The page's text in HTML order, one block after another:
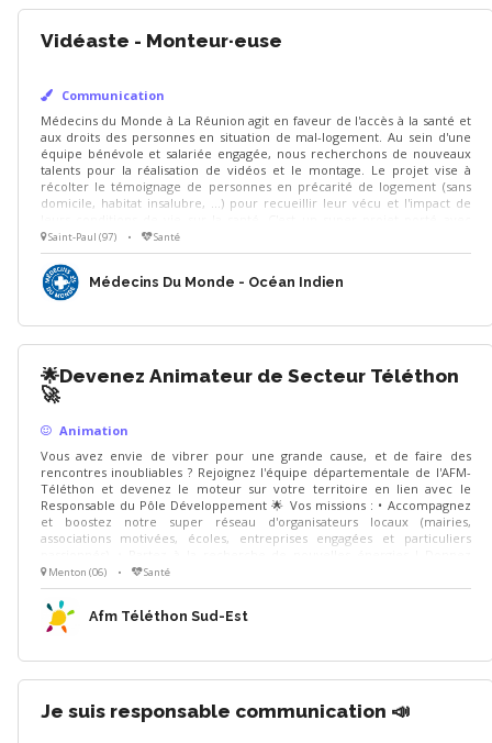
Vidéaste - Monteur·euse
Communication
Médecins du Monde à La Réunion agit en faveur de l'accès à la santé et
aux droits des personnes en situation de mal-logement. Au sein d'une
équipe bénévole et salariée engagée, nous recherchons de nouveaux
talents pour la réalisation de vidéos et le montage. Le projet vise à
récolter le témoignage de personnes en précarité de logement (sans
domicile, habitat insalubre, ...) pour recueillir leur vécu et l'impact de
d'autres partenaires et pour lequel des personnes sont déjà prêtes à
témoigner. Il nous manque juste vos compétences pour la prise
d'images, de sons, voire pour le montage ! Faites-nous signe !
Saint-Paul (97) • Santé
Médecins Du Monde - Océan Indien
🌟Devenez Animateur de Secteur Téléthon
🚀
Animation
Vous avez envie de vibrer pour une grande cause, et de faire des
rencontres inoubliables ? Rejoignez l'équipe départementale de l'AFM-
Téléthon et devenez le moteur sur votre territoire en lien avec le
Responsable du Pôle Développement 🌟 Vos missions : • Accompagnez
et boostez notre super réseau d'organisateurs locaux (mairies,
associations motivées, écoles, entreprises engagées et particuliers
envie à de futurs partenaires de se lancer dans l'aventure pour faire
grimper la collecte. • Présentez avec votre coeur les combats, les
victoires et l'univers de l'AFM-Téléthon.
Menton (06) • Santé
Afm Téléthon Sud-Est
Je suis responsable communication 📣